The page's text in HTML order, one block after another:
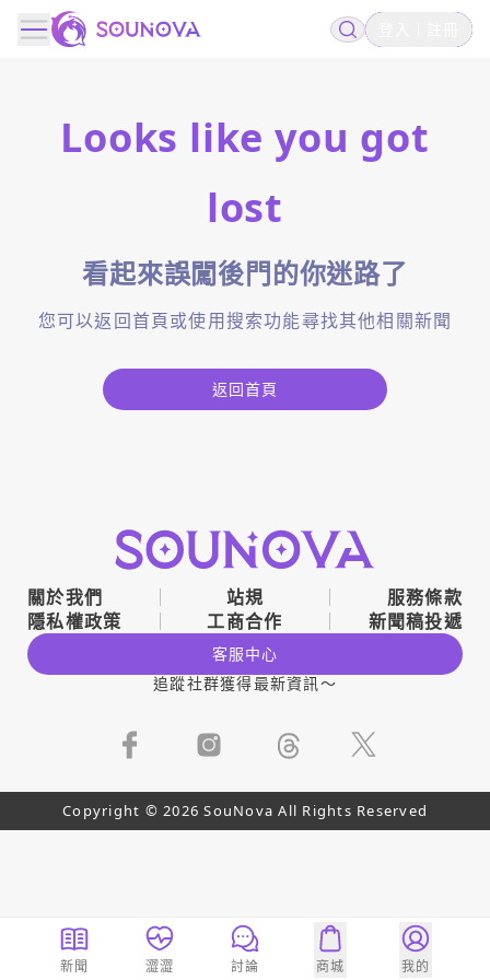
Looks like you got
lost
看起來誤闖後門的你迷路了
您可以返回首頁或使用搜索功能尋找其他相關新聞
返回首頁
關於我們 站規
服務條款
隱私權政策
工商合作 新聞稿投遞
客服中心
追蹤社群獲得最新資訊～
Copyright © 2026 SouNova All Rights Reserved
新聞 澀澀 討論 商城 我的